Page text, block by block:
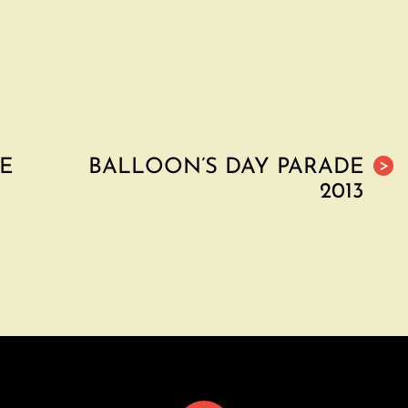
>
BALLOON’S DAY PARADE
2013